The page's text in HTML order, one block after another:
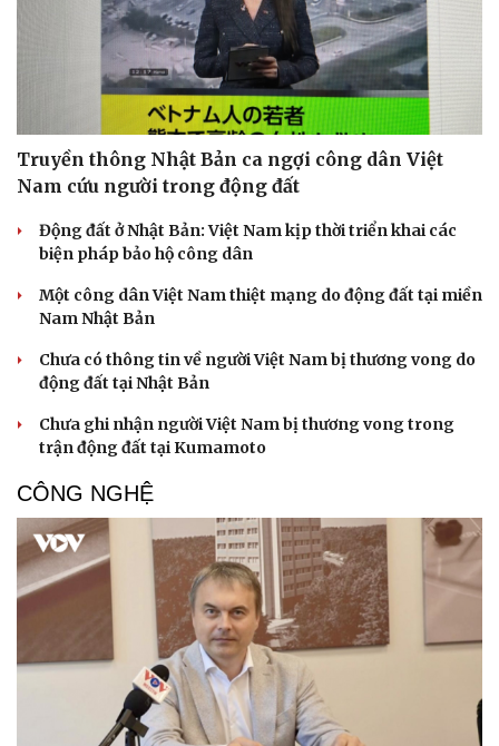
Dinh dưỡng - món ngon
Cây thuốc
Nhi khoa
Nam khoa
Làm đẹp - giảm cân
Phòng mạch online
Ăn sạch sống khỏe
Nhà đẹp
Truyền thông Nhật Bản ca ngợi công dân Việt
Nam cứu người trong động đất
Động đất ở Nhật Bản: Việt Nam kịp thời triển khai các
biện pháp bảo hộ công dân
Một công dân Việt Nam thiệt mạng do động đất tại miền
Nam Nhật Bản
Chưa có thông tin về người Việt Nam bị thương vong do
động đất tại Nhật Bản
Chưa ghi nhận người Việt Nam bị thương vong trong
trận động đất tại Kumamoto
CÔNG NGHỆ